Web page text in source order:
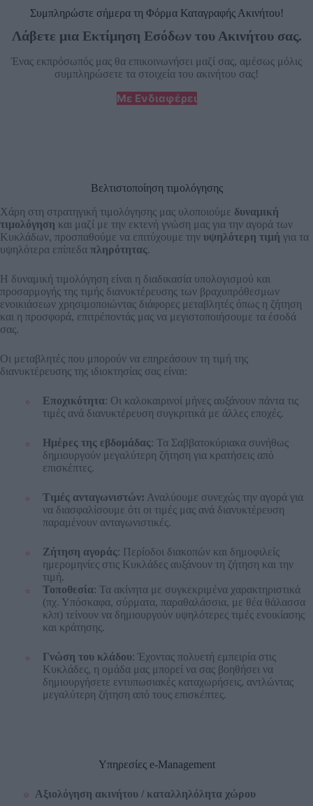
Συμπληρώστε σήμερα τη Φόρμα Καταγραφής Ακινήτου!
Λάβετε μια Εκτίμηση Εσόδων του Ακινήτου σας.
Ένας εκπρόσωπός μας θα επικοινωνήσει μαζί σας, αμέσως μόλις
συμπληρώσετε τα στοιχεία του ακινήτου σας!
Με Ενδιαφέρει
Βελτιστοποίηση τιμολόγησης
Χάρη στη στρατηγική τιμολόγησης μας υλοποιούμε δυναμική
τιμολόγηση και μαζί με την εκτενή γνώση μας για την αγορά των
Κυκλάδων, προσπαθούμε να επιτύχουμε την υψηλότερη τιμή για τα
υψηλότερα επίπεδα πληρότητας.
Η δυναμική τιμολόγηση είναι η διαδικασία υπολογισμού και
προσαρμογής της τιμής διανυκτέρευσης των βραχυπρόθεσμων
ενοικιάσεων χρησιμοποιώντας διάφορες μεταβλητές όπως η ζήτηση
και η προσφορά, επιτρέποντάς μας να μεγιστοποιήσουμε τα έσοδά
σας.
Οι μεταβλητές που μπορούν να επηρεάσουν τη τιμή της
διανυκτέρευσης της ιδιοκτησίας σας είναι:
Εποχικότητα: Οι καλοκαιρινοί μήνες αυξάνουν πάντα τις
τιμές ανά διανυκτέρευση συγκριτικά με άλλες εποχές.
Ημέρες της εβδομάδας: Τα Σαββατοκύριακα συνήθως
δημιουργούν μεγαλύτερη ζήτηση για κρατήσεις από
επισκέπτες.
Τιμές ανταγωνιστών: Αναλύουμε συνεχώς την αγορά για
να διασφαλίσουμε ότι οι τιμές μας ανά διανυκτέρευση
παραμένουν ανταγωνιστικές.
Ζήτηση αγοράς: Περίοδοι διακοπών και δημοφιλείς
ημερομηνίες στις Κυκλάδες αυξάνουν τη ζήτηση και την
τιμή.
Τοποθεσία: Τα ακίνητα με συγκεκριμένα χαρακτηριστικά
(πχ. Υπόσκαφα, σύρματα, παραθαλάσσια, με θέα θάλασσα
κλπ) τείνουν να δημιουργούν υψηλότερες τιμές ενοικίασης
και κράτησης.
Γνώση του κλάδου: Έχοντας πολυετή εμπειρία στις
Κυκλάδες, η ομάδα μας μπορεί να σας βοηθήσει να
δημιουργήσετε εντυπωσιακές καταχωρήσεις, αντλώντας
μεγαλύτερη ζήτηση από τους επισκέπτες.
Υπηρεσίες e-Management
Αξιολόγηση ακινήτου / καταλληλόλητα χώρου